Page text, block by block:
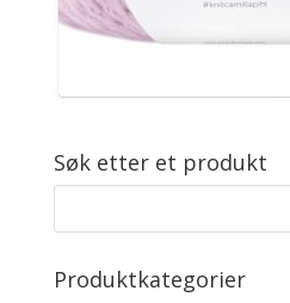
Søk etter et produkt
Produktkategorier